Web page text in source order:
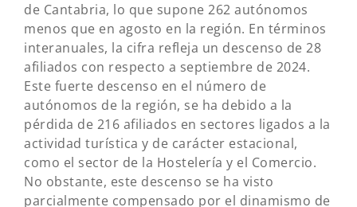
de Cantabria, lo que supone 262 autónomos
menos que en agosto en la región. En términos
interanuales, la cifra refleja un descenso de 28
afiliados con respecto a septiembre de 2024.
Este fuerte descenso en el número de
autónomos de la región, se ha debido a la
pérdida de 216 afiliados en sectores ligados a la
actividad turística y de carácter estacional,
como el sector de la Hostelería y el Comercio.
No obstante, este descenso se ha visto
parcialmente compensado por el dinamismo de